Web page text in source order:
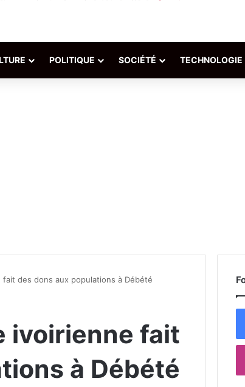
POLITIQUE SOCIÉTÉ TECHNOLOGIE
fait des dons aux populations à Débété
ivoirienne fait
à Débété